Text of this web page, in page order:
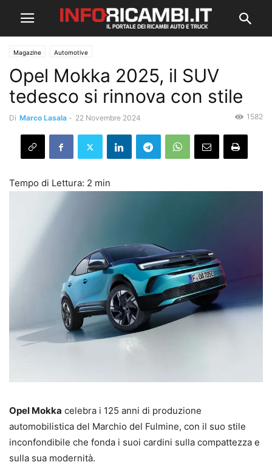
Magazine Automotive
Opel Mokka 2025, il SUV
tedesco si rinnova con stile
Di Marco Lasala - 22 Novembre 2024 1582
Opel Mokka celebra i 125 anni di produzione
automobilistica del Marchio del Fulmine, con il suo stile
inconfondibile che fonda i suoi cardini sulla compattezza e
sulla sua modernità.